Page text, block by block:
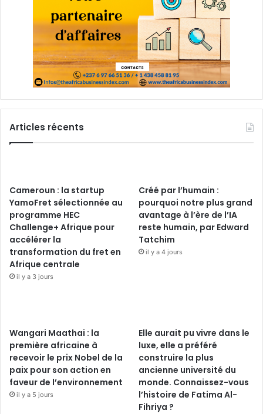
Articles récents
Cameroun : la startup
YamoFret sélectionnée au
programme HEC
Challenge+ Afrique pour
accélérer la
transformation du fret en
Afrique centrale
il y a 3 jours
Créé par l’humain :
pourquoi notre plus grand
avantage à l’ère de l’IA
reste humain, par Edward
Tatchim
il y a 4 jours
Wangari Maathai : la
première africaine à
recevoir le prix Nobel de la
paix pour son action en
faveur de l’environnement
il y a 5 jours
Elle aurait pu vivre dans le
luxe, elle a préféré
construire la plus
ancienne université du
monde. Connaissez-vous
l’histoire de Fatima Al-
Fihriya ?